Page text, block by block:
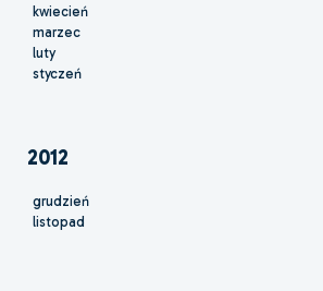
kwiecień
marzec
luty
styczeń
2012
grudzień
listopad